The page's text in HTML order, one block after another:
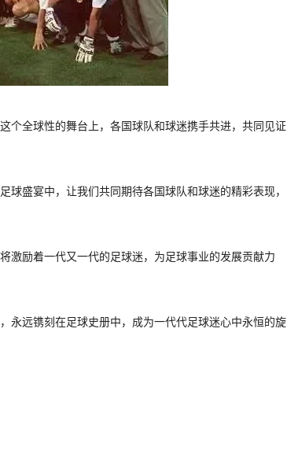
个全球性的舞台上，各国球队和球迷携手共进，共同见证
盛宴中，让我们共同期待各国球队和球迷的精彩表现，
激励着一代又一代的足球迷，为足球事业的发展贡献力
永远镌刻在足球史册中，成为一代代足球迷心中永恒的旋